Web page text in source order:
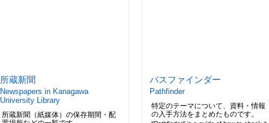
所蔵新聞
Newspapers in Kanagawa
University Library
所蔵新聞（紙媒体）の保存期間・配
パスファインダー
Pathfinder
特定のテーマについて、資料・情報
の入手方法をまとめたものです。